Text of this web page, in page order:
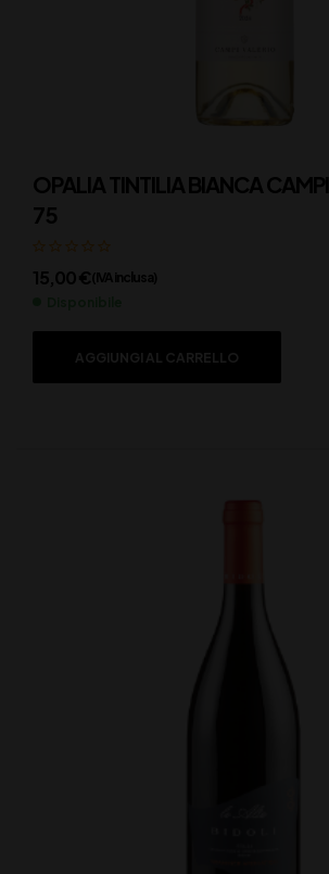
OPALIA TINTILIA BIANCA
75
15,00€(IVA inclusa)
AGGIUNGI AL CARRELLO